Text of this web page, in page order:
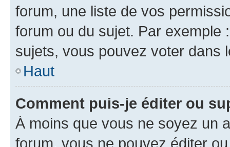
forum, une liste de vos
forum ou du sujet. Par exemple
sujets, vous pouvez voter dans
Haut
Comment puis-je éditer ou
À moins que vous ne soyez un
forum, vous ne pouvez éditer